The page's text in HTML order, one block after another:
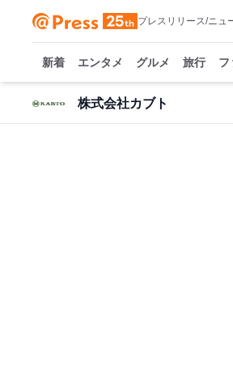
プレスリリース/ニュ
新着 エンタメ グルメ 旅行 フ
株式会社カブト